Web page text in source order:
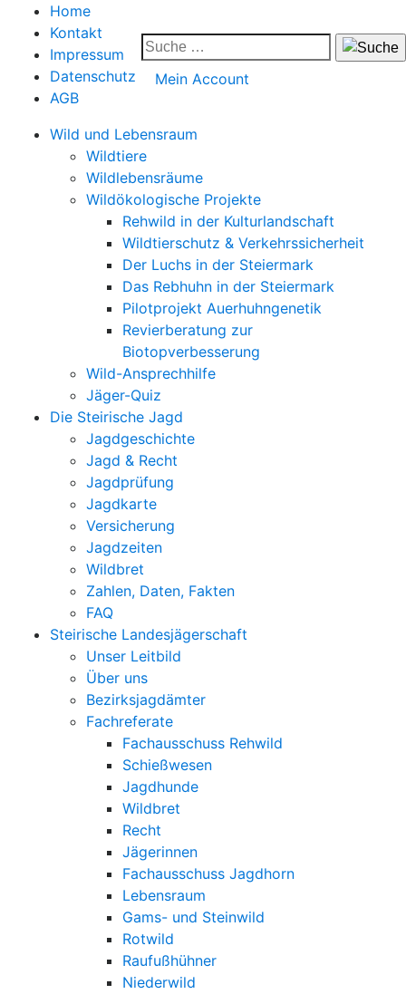
Home
Kontakt
Impressum
Datenschutz
AGB
Mein Account
Wild und Lebensraum
Wildtiere
Wildlebensräume
Wildökologische Projekte
Rehwild in der Kulturlandschaft
Wildtierschutz & Verkehrssicherheit
Der Luchs in der Steiermark
Das Rebhuhn in der Steiermark
Pilotprojekt Auerhuhngenetik
Revierberatung zur
Biotopverbesserung
Wild-Ansprechhilfe
Jäger-Quiz
Die Steirische Jagd
Jagdgeschichte
Jagd & Recht
Jagdprüfung
Jagdkarte
Versicherung
Jagdzeiten
Wildbret
Zahlen, Daten, Fakten
FAQ
Steirische Landesjägerschaft
Unser Leitbild
Über uns
Bezirksjagdämter
Fachreferate
Fachausschuss Rehwild
Schießwesen
Jagdhunde
Wildbret
Recht
Jägerinnen
Fachausschuss Jagdhorn
Lebensraum
Gams- und Steinwild
Rotwild
Raufußhühner
Niederwild